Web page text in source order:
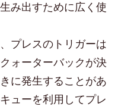
み出すために広く使
プレスのトリガーは
ォーターバックが決
に発生することがあ
ューを利用してプレ